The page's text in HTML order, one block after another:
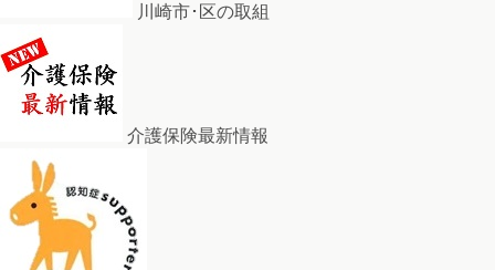
川崎市･区の取組
介護保険最新情報